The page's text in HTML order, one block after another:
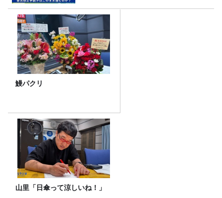
鰻パクリ
山里「日傘って涼しいね！」